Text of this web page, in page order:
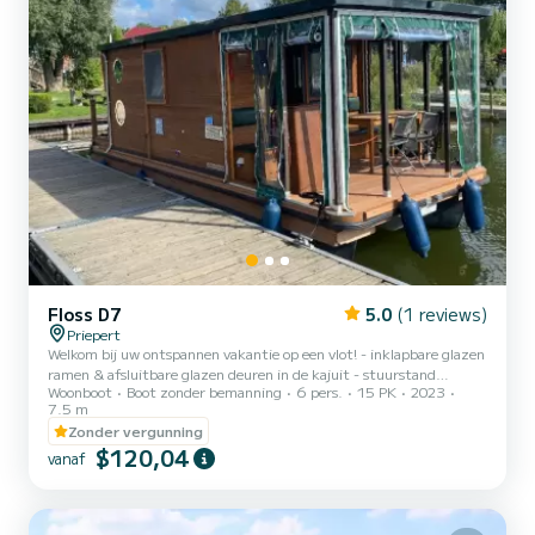
Floss D7 5.0 (1 reviews)
Priepert
Welkom bij uw ontspannen vakantie op een vlot! - inklapbare glazen
ramen & afsluitbare glazen deuren in de kajuit - stuurstand
vooroverdekt - toilet met vaste toiletpot & wastafel - 250l
watertank & afvalwatertank - keuken met koelkast, gasfornuis,
gootsteen - 12V-aansluiting en 230V-walstroomaansluiting -
beloopbaar dak - overdekt terras, volledig afsluitbaar met dekkleed
- 2-6 vaste slaapplaatsen Er is waarschijnlijk geen centraler
Woonboot Boot zonder bemanning 6 pers. 15 PK
2023
7.5 m
Zonder vergunning
vanaf $120,04